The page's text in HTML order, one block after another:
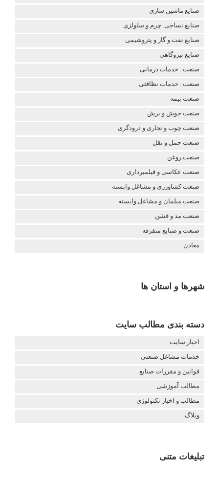
صنایع ماشین سازی
صنایع نساجی. چرم و سلولزی
صنایع نفت و گاز و پتروشیمی
صنایع نیروگاهی
صنعت . خدمات درمانی
صنعت . خدمات نظافتی
صنعت بیمه
صنعت جوش و برش
صنعت چوب و نجاری و درودگری
صنعت حمل و نقل
صنعت روغن
صنعت عکاسی و فیلمبرداری
صنعت کشاورزی و مشاغل وابسته
صنعت مبلمان و مشاغل وابسته
صنعت مد و فشن
صنعت و صنایع متفرقه
معادن
شهرها و استان ها
دسته بندی مطالب سایت
اخبار سایت
خدمات مشاغل صنعتی
قوانین و مقررات صنایع
مطالب آموزشی
مطالب و اخبار تکنولوژی
وبلاگ
تبلیغات متنی